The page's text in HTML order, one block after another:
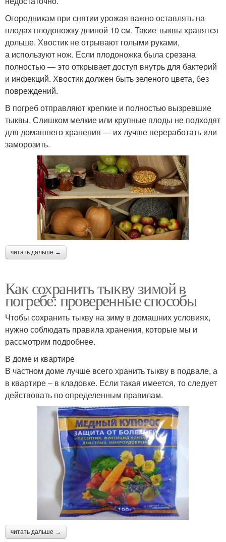
Огородникам при снятии урожая важно оставлять на
плодах плодоножку длиной 10 см. Такие тыквы хранятся
дольше. Хвостик не отрывают голыми руками,
а используют нож. Если плодоножка была срезана
полностью — это открывает доступ внутрь для бактерий
и инфекций. Хвостик должен быть зеленого цвета, без
повреждений.
В погреб отправляют крепкие и полностью вызревшие
тыквы. Слишком мелкие или крупные плоды не подходят
для домашнего хранения — их лучше переработать или
заморозить.
читать дальше →
Как сохранить тыкву зимой в
погребе: проверенные способы
Чтобы сохранить тыкву на зиму в домашних условиях,
нужно соблюдать правила хранения, которые мы и
рассмотрим подробнее.
В доме и квартире
В частном доме лучше всего хранить тыкву в подвале, а
в квартире – в кладовке. Если такая имеется, то следует
действовать по определенным правилам.
читать дальше →